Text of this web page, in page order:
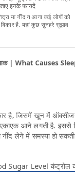
इनके फायदे
या नींद न आना कई लोगों को
विकार है. यहां कुछ सुनहरे सुझाव
| What Causes
है, जिसमें खून में
आने लगती है. इससे
नींद लेने में समस्या हो
Sugar Level कंट्रोल